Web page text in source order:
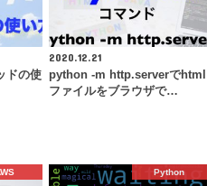
ドの使
2020.12.21
python -m http.serverでhtml
ファイルをブラウザで…
Python